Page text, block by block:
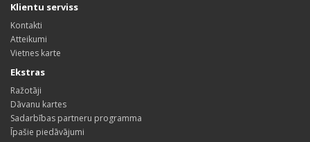
Klientu serviss
Kontakti
Atteikumi
Vietnes karte
Ekstras
Ražotāji
Dāvanu kartes
Sadarbības partneru programma
Īpašie piedāvājumi